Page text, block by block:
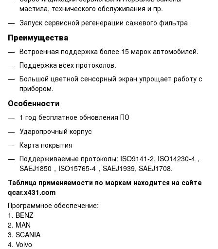
мастила, технического обслуживания и пр.
Запуск сервисной регенерации сажевого фильтра
Преимущества
Встроенная поддержка более 15 марок автомобилей.
Поддержка всех протоколов.
Большой цветной сенсорный экран упрощает работу с
прибором.
Особенности
1 год бесплатное обновления ПО
Ударопрочный корпус
Карта покрытия
Поддерживаемые протоколы: ISO9141-2, ISO14230-4，
SAEJ1850，ISO15765-4，SAEJ1939, SAEJ1708.
Таблица применяемости по маркам находится на сайте
qcar.x431.com
Программное обеспечение:
1. BENZ
2. MAN
3. SCANIA
4. Volvo